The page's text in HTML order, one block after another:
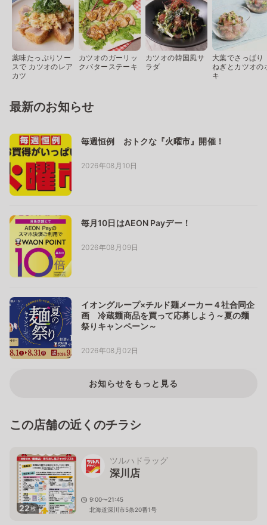
薬味たっぷりソー
スで カツオのレア
カツ
カツオのガーリッ
クバターステーキ
カツオの韓国風サ
ラダ
大葉でさっぱり
ねぎとカツオの
キ
最新のお知らせ
毎週恒例 おトクな『火曜市』開催！
2026年08月10日
毎月10日はAEON Payデー！
2026年08月09日
イオングループ×チルド麺メーカー４社合同企
画 冷蔵麺商品を買って応募しよう～夏の麺
祭りキャンペーン～
2026年08月02日
お知らせをもっと見る
この店舗の近くのチラシ
22枚
ツルハドラッグ
深川店
9:00〜21:45
北海道深川市5条20番1号